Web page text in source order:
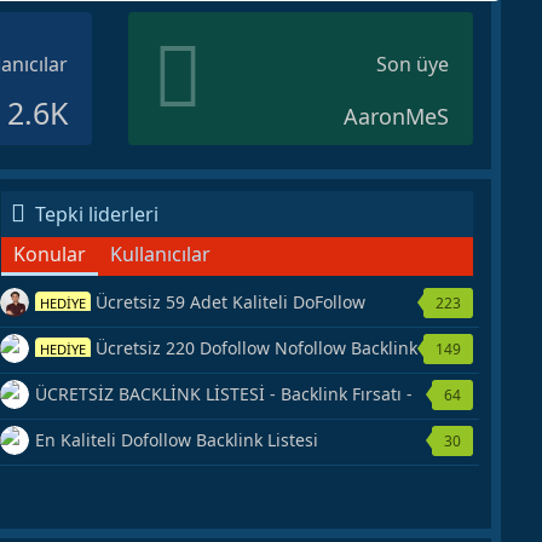
2.6K
Son üye
AaronMeS
Tepki liderleri
Konular
Kullanıcılar
HEDİYE Ücretsiz 59 Adet Kaliteli DoFollow
Backlink Kaynağı Veriyorum.
223
HEDİYE Ücretsiz 220 Dofollow Nofollow Backlink
Veriyorum
149
ÜCRETSİZ BACKLİNK LİSTESİ - Backlink Fırsatı -
Hemen Yetiş!
64
En Kaliteli Dofollow Backlink Listesi 30